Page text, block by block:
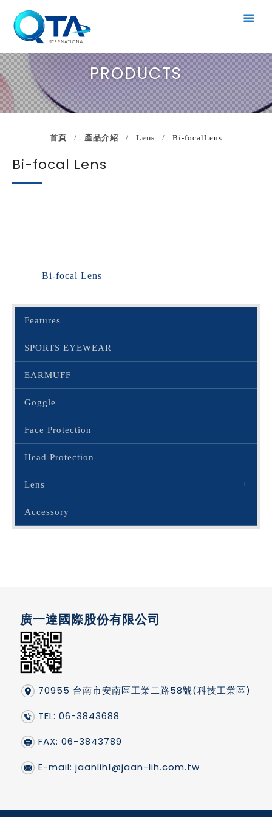
PRODUCTS
首頁 產品介紹 Lens Bi-focalLens
Bi-focal Lens
Bi-focal Lens
Features
SPORTS EYEWEAR
EARMUFF
Goggle
Face Protection
Head Protection
Lens
Accessory
廣一達國際股份有限公司
70955 台南市安南區工業二路58號(科技工業區)
TEL: 06-3843688
FAX: 06-3843789
E-mail:jaanlih1@jaan-lih.com.tw